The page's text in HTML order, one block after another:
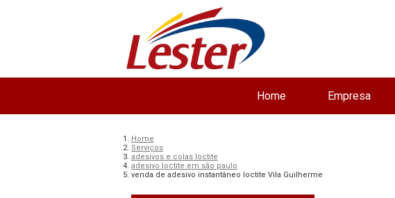
Home Empresa
Home
Serviços
adesivos e colas loctite
adesivo loctite em são paulo
venda de adesivo instantâneo loctite Vila Guilherme